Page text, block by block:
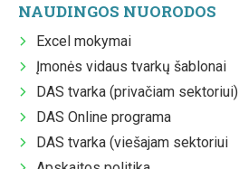
NAUDINGOS NUORODOS
Excel mokymai
Įmonės vidaus tvarkų šablonai
DAS tvarka (privačiam sektoriui)
DAS Online programa
DAS tvarka (viešajam sektoriui